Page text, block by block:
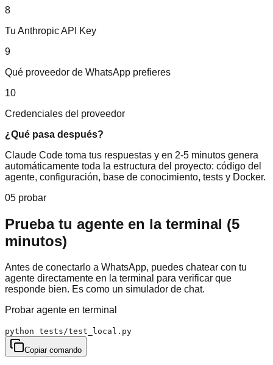
8
Tu Anthropic API Key
9
Qué proveedor de WhatsApp prefieres
10
Credenciales del proveedor
¿Qué pasa después?
Claude Code toma tus respuestas y en 2-5 minutos genera
automáticamente toda la estructura del proyecto: código del
agente, configuración, base de conocimiento, tests y Docker.
05 probar
Prueba tu agente en la terminal (5
minutos)
Antes de conectarlo a WhatsApp, puedes chatear con tu
agente directamente en la terminal para verificar que
responde bien. Es como un simulador de chat.
Probar agente en terminal
python tests/test_local.py
Copiar comando